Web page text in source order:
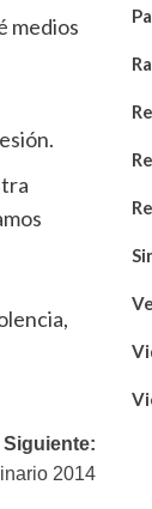
medios
Siguiente:
2014